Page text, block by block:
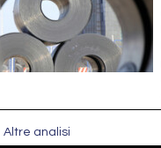
Altre analisi